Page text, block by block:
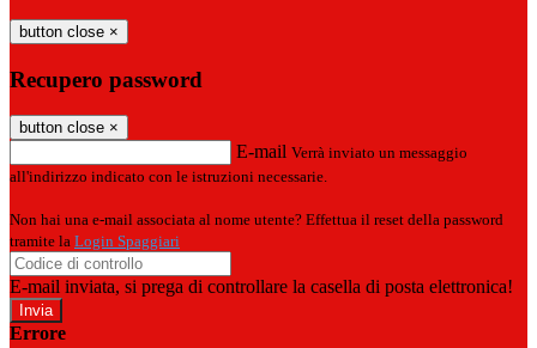
button close ×
Recupero password
button close ×
E-mail Verrà inviato un messaggio
all'indirizzo indicato con le istruzioni necessarie.
Non hai una e-mail associata al nome utente? Effettua il reset della password
tramite la Login Spaggiari
E-mail inviata, si prega di controllare la casella di posta elettronica!
Errore